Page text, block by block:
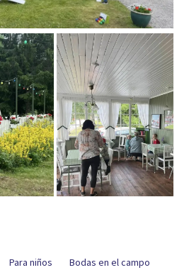
Para niños
Bodas en el campo